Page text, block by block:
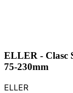
ELLER - Clasc
75-230mm
ELLER